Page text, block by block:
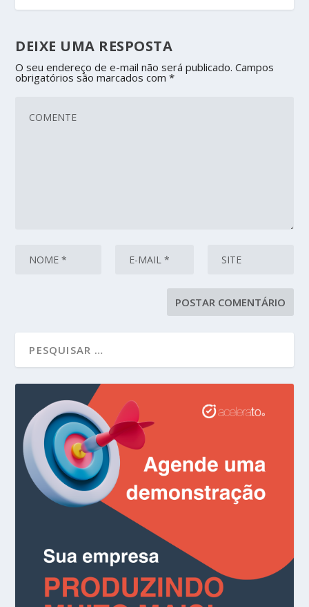
DEIXE UMA RESPOSTA
O seu endereço de e-mail não será publicado. Campos
obrigatórios são marcados com*